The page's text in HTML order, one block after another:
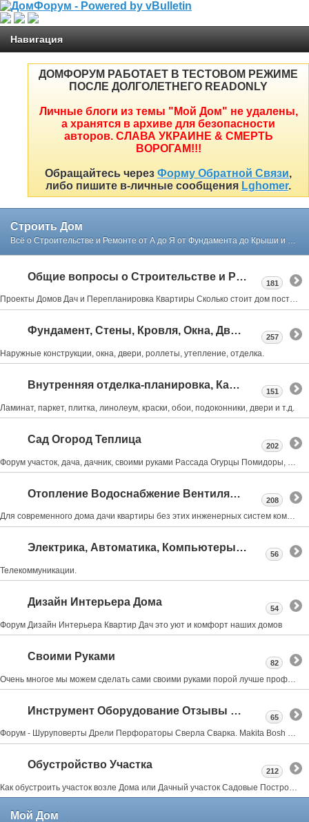
Навигация
ДОМФОРУМ РАБОТАЕТ В ТЕСТОВОМ РЕЖИМЕ
ПОСЛЕ ДОЛГОЛЕТНЕГО READONLY
Личные блоги из темы "Мой Дом" не удалены,
а хранятся в архиве для безопасности
авторов. СЛАВА УКРАИНЕ & СМЕРТЬ
ВОРОГАМ!!!
Обращайтесь через Форму Обратной Связи,
либо пишите в-личные сообщения Lghomer.
Строить Дом
Всё о Строительстве и Ремонте от А до Я от Фундамента до Крыши и Интерьера простым и понятным языком в реальных примерах и советах нашего форума
Общие вопросы о Строительстве и Ремонте
Проекты Домов Дач и Перепланировка Квартиры Сколько стоит дом построить или как выбрать участок под строительство все в реальных примерах тут
181
Фундамент, Стены, Кровля, Окна, Двери
Наружные конструкции, окна, двери, роллеты, утепление, отделка.
257
Внутренняя отделка-планировка, Камины, Лестницы
Ламинат, паркет, плитка, линолеум, краски, обои, подоконники, двери и т.д.
151
Сад Огород Теплица
202
Отопление Водоснабжение Вентиляция Канализация
Для современного дома дачи квартиры без этих инженерных систем комфортная жизнь не возможна
208
Электрика, Автоматика, Компьютеры, Интернет.
Телекоммуникации.
56
Дизайн Интерьера Дома
Форум Дизайн Интерьера Квартир Дач это уют и комфорт наших домов
54
Своими Руками
82
Инструмент Оборудование Отзывы Советы
Форум - Шуруповерты Дрели Перфораторы Сверла Сварка. Makita Bosh Metabo Skil Интерскол Тошиба Stihl
65
Обустройство Участка
Как обустроить участок возле Дома или Дачный участок Садовые Постройки Заборы Веранды Террасы Бассейны Бани Мангалы всё тут
212
Мой Дом